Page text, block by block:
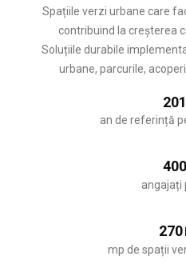
Spațiile verzi urbane care
contribuind la creșterea
Soluțiile durabile
urbane, parcurile,
an de referință
400
angajați
270
mp de spații